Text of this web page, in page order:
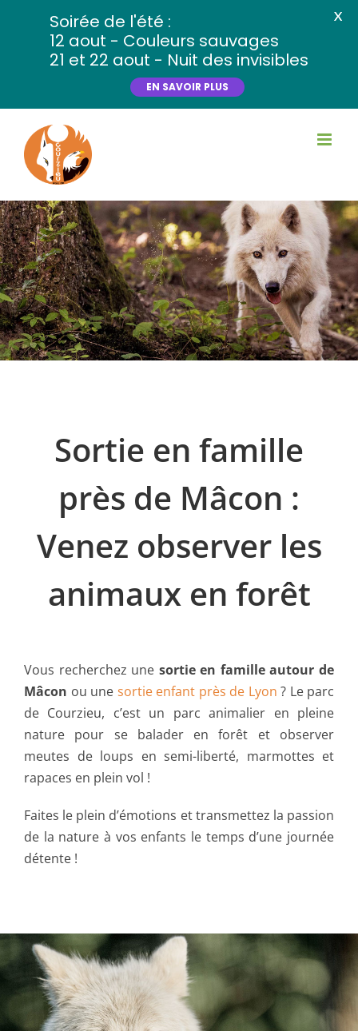
Sortie en famille
près de Mâcon :
Venez observer les
animaux en forêt
Vous recherchez une sortie en famille autour de
Mâcon ou une sortie enfant près de Lyon ? Le parc
de Courzieu, c’est un parc animalier en pleine
nature pour se balader en forêt et observer
meutes de loups en semi-liberté, marmottes et
rapaces en plein vol !
Faites le plein d’émotions et transmettez la passion
de la nature à vos enfants le temps d’une journée
détente !
Soirée de l'été :
12 aout - Couleurs sauvages
21 et 22 aout - Nuit des invisibles
EN SAVOIR PLUS
X